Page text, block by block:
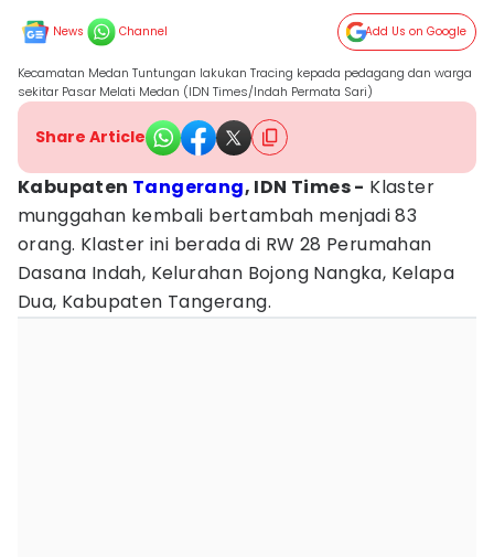
News Channel Add Us on Google
Kecamatan Medan Tuntungan lakukan Tracing kepada pedagang dan warga
sekitar Pasar Melati Medan (IDN Times/Indah Permata Sari)
Share Article
Kabupaten Tangerang, IDN Times - Klaster
munggahan kembali bertambah menjadi 83
orang. Klaster ini berada di RW 28 Perumahan
Dasana Indah, Kelurahan Bojong Nangka, Kelapa
Dua, Kabupaten Tangerang.